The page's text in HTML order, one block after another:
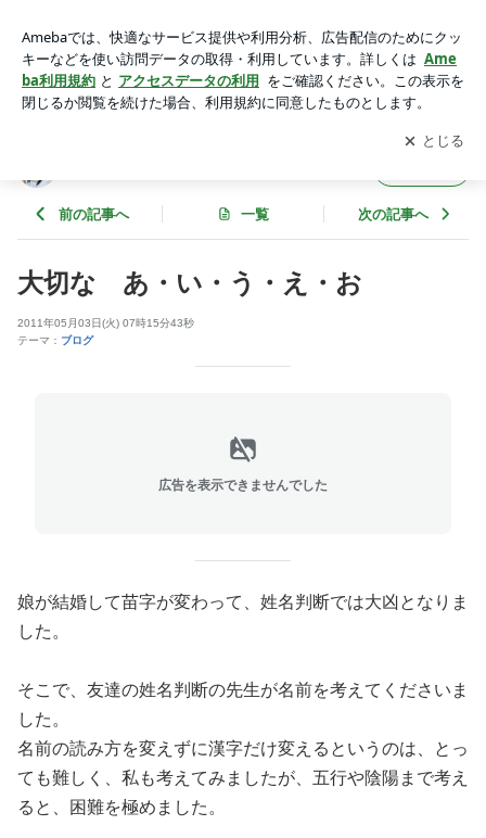
に感謝！アプリをダウンロードして ブログの更新通知
を受け取りまし
ょう。
開く
前の記事へ 一覧 次の記事へ
大切な あ・い・う・え・お
2011年05月03日(火) 07時15分43秒
テーマ： ブログ
広告を表示できませんでした
娘が結婚して苗字が変わって、姓名判断では大凶となりま
した。
そこで、友達の姓名判断の先生が名前を考えてくださいま
した。
名前の読み方を変えずに漢字だけ変えるというのは、とっ
ても難しく、私も考えてみましたが、五行や陰陽まで考え
ると、困難を極めました。